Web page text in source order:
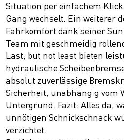
Situation per einfachem
Gang wechselt. Ein weiterer
Fahrkomfort dank seiner
Team mit geschmeidig
Last, but not least bieten
hydraulische
absolut zuverlässige
Sicherheit, unabhängig vom
Untergrund. Fazit: Alles da,
unnötigen Schnickschnack
verzichtet.